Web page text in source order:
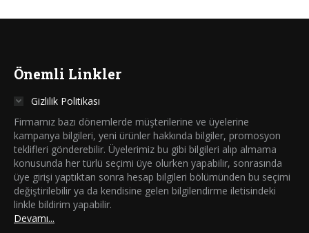
Önemli Linkler
Gizlilik Politikası
Firmamız bazı dönemlerde müşterilerine ve üyelerine
kampanya bilgileri, yeni ürünler hakkında bilgiler, promosyon
teklifleri gönderebilir. Üyelerimiz bu gibi bilgileri alıp almama
konusunda her türlü seçimi üye olurken yapabilir, sonrasında
üye girişi yaptıktan sonra hesap bilgileri bölümünden bu seçimi
değiştirilebilir ya da kendisine gelen bilgilendirme iletisindeki
linkle bildirim yapabilir.
Devamı...